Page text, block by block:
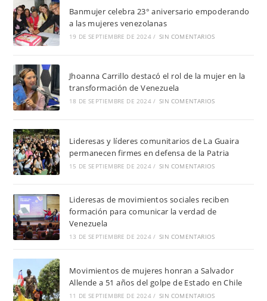
Banmujer celebra 23° aniversario empoderando
a las mujeres venezolanas
19 DE SEPTIEMBRE DE 2024 / SIN COMENTARIOS
Jhoanna Carrillo destacó el rol de la mujer en la
transformación de Venezuela
18 DE SEPTIEMBRE DE 2024 / SIN COMENTARIOS
Lideresas y líderes comunitarios de La Guaira
permanecen firmes en defensa de la Patria
15 DE SEPTIEMBRE DE 2024 / SIN COMENTARIOS
Lideresas de movimientos sociales reciben
formación para comunicar la verdad de
Venezuela
13 DE SEPTIEMBRE DE 2024 / SIN COMENTARIOS
Movimientos de mujeres honran a Salvador
Allende a 51 años del golpe de Estado en Chile
11 DE SEPTIEMBRE DE 2024 / SIN COMENTARIOS